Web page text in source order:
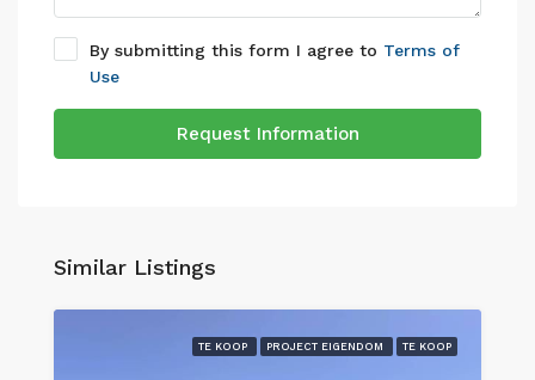
By submitting this form I agree to Terms of
Use
Request Information
Similar Listings
TE KOOP PROJECT EIGENDOM TE KOOP